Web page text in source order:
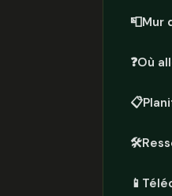
📮Mur
❓Où
📋
🛠️
📱